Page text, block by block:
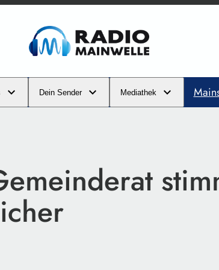
Dein Sender Mediathek